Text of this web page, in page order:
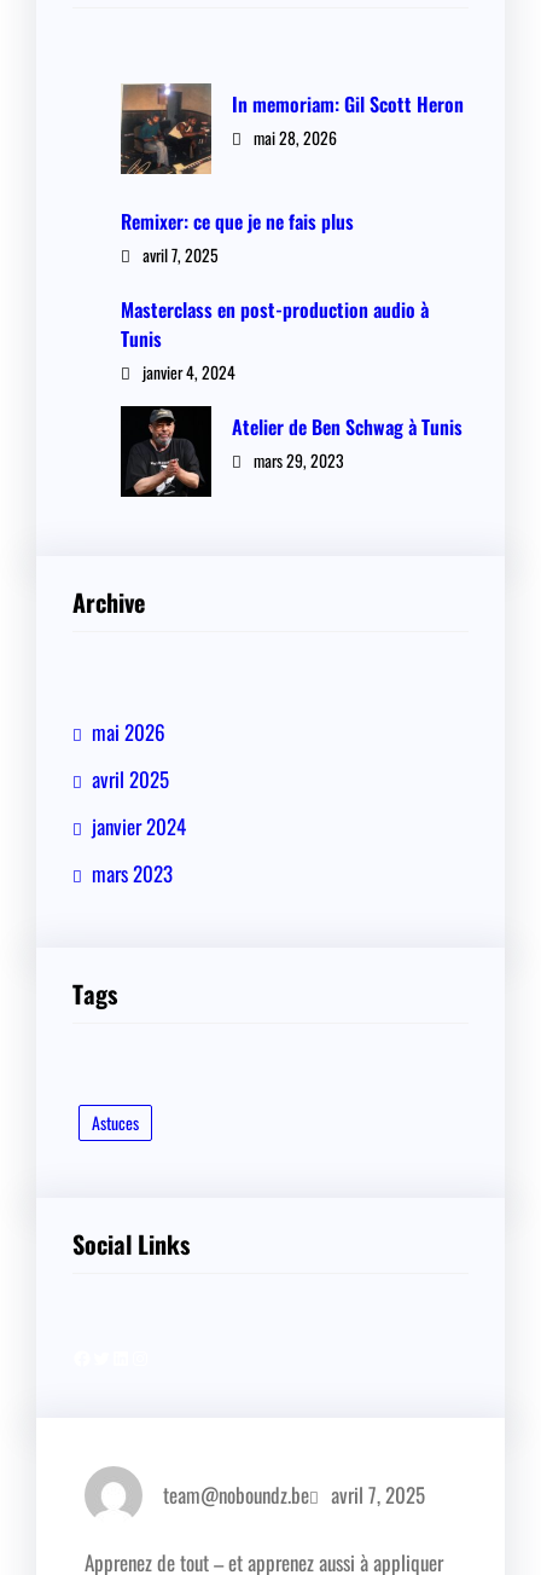
In memoriam: Gil Scott Heron
mai 28, 2026
Remixer: ce que je ne fais plus
avril 7, 2025
Masterclass en post-production audio à
Tunis
janvier 4, 2024
Atelier de Ben Schwag à Tunis
mars 29, 2023
Archive
mai 2026
avril 2025
janvier 2024
mars 2023
Tags
Astuces
Social Links
team@noboundz.be avril 7, 2025
Apprenez de tout – et apprenez aussi à appliquer